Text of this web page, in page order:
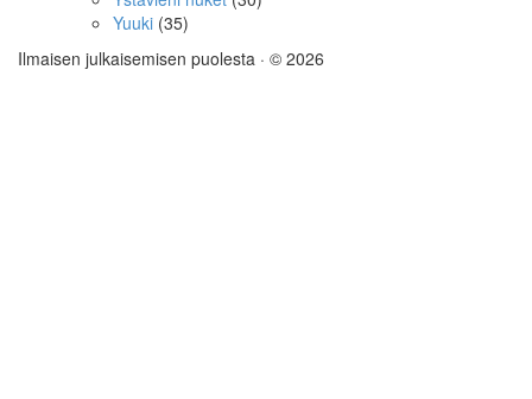
Yuuki (35)
Ilmaisen julkaisemisen puolesta · © 2026